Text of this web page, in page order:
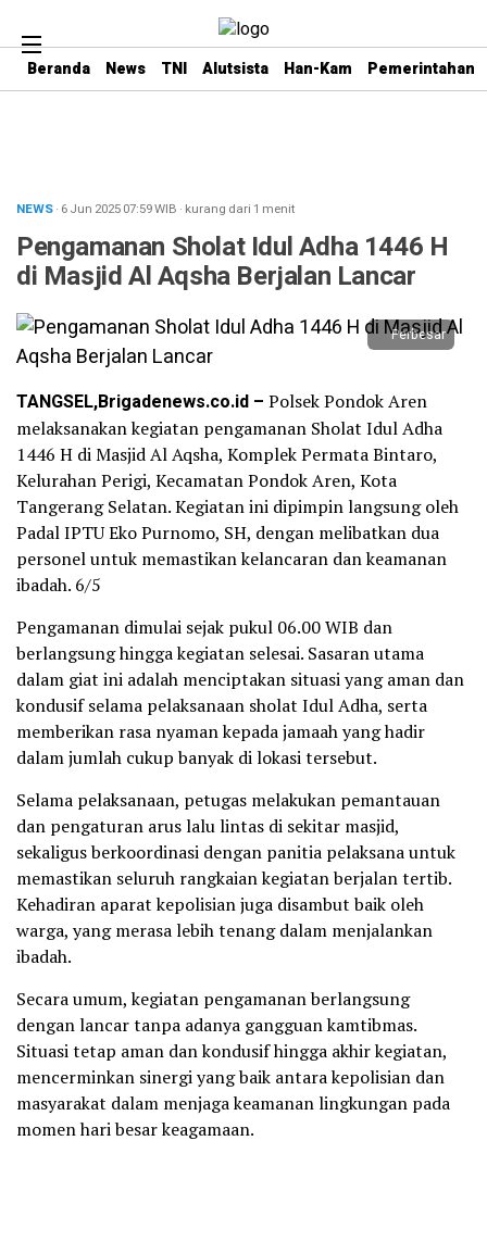
Beranda News TNI Alutsista Han-Kam Pemerintahan
NEWS· 6 Jun 202507:59WIB · kurang dari 1 menit
Pengamanan Sholat Idul Adha 1446 H
di Masjid Al Aqsha Berjalan Lancar
Perbesar
TANGSEL,Brigadenews.co.id – Polsek Pondok Aren
melaksanakan kegiatan pengamanan Sholat Idul Adha
1446 H di Masjid Al Aqsha, Komplek Permata Bintaro,
Kelurahan Perigi, Kecamatan Pondok Aren, Kota
Tangerang Selatan. Kegiatan ini dipimpin langsung oleh
Padal IPTU Eko Purnomo, SH, dengan melibatkan dua
personel untuk memastikan kelancaran dan keamanan
ibadah. 6/5
Pengamanan dimulai sejak pukul 06.00 WIB dan
berlangsung hingga kegiatan selesai. Sasaran utama
dalam giat ini adalah menciptakan situasi yang aman dan
kondusif selama pelaksanaan sholat Idul Adha, serta
memberikan rasa nyaman kepada jamaah yang hadir
dalam jumlah cukup banyak di lokasi tersebut.
Selama pelaksanaan, petugas melakukan pemantauan
dan pengaturan arus lalu lintas di sekitar masjid,
sekaligus berkoordinasi dengan panitia pelaksana untuk
memastikan seluruh rangkaian kegiatan berjalan tertib.
Kehadiran aparat kepolisian juga disambut baik oleh
warga, yang merasa lebih tenang dalam menjalankan
ibadah.
Secara umum, kegiatan pengamanan berlangsung
dengan lancar tanpa adanya gangguan kamtibmas.
Situasi tetap aman dan kondusif hingga akhir kegiatan,
mencerminkan sinergi yang baik antara kepolisian dan
masyarakat dalam menjaga keamanan lingkungan pada
momen hari besar keagamaan.